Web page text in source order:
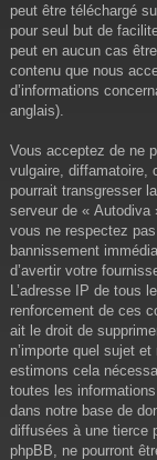
peut être téléchargé
pour seul but de
peut en aucun cas
contenu que nous
d’informations
anglais).
Vous acceptez de ne
vulgaire, diffamatoire,
pourrait transgresser
serveur de « Autodiva
vous ne respectez
bannissement
d’avertir votre
L’adresse IP de tous
renforcement de ces
ait le droit de
n’importe quel sujet
estimons cela
toutes les
dans notre base de
diffusées à une tierce
phpBB, ne pourront